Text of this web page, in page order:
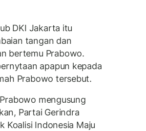
DKI Jakarta itu
tangan dan
bertemu Prabowo.
apapun kepada
Prabowo tersebut.
mengusung
Partai Gerindra
Koalisi Indonesia Maju